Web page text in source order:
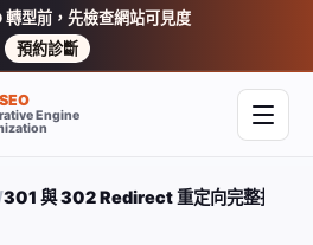
轉型前，先檢查網站可見度
預約診斷
Engine
開啟
301 與 302 Redirect 重定向完整指南：